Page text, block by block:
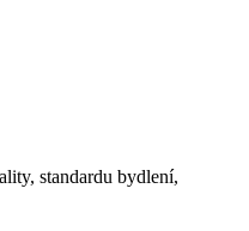
standardu bydlení,